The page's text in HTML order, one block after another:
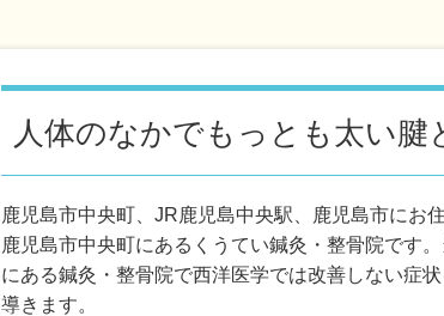
人体のなかでもっとも太い腱
鹿児島市中央町、JR鹿児島中央駅、鹿児島市にお
鹿児島市中央町にあるくうてい鍼灸・整骨院です
にある鍼灸・整骨院で西洋医学では改善しない症
導きます。